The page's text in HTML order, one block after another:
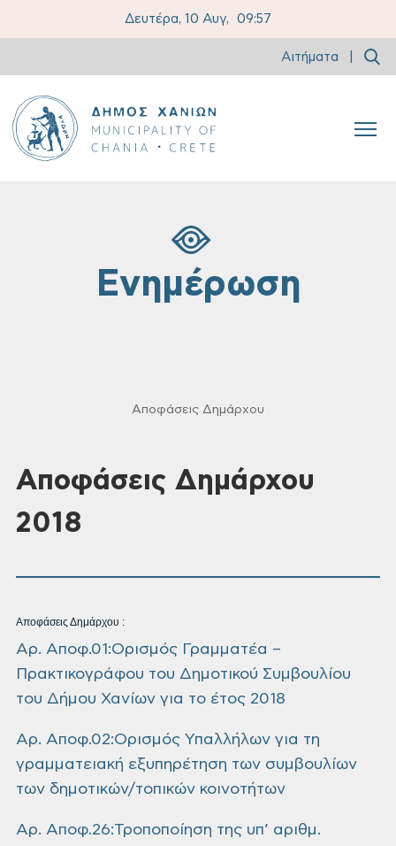
Δευτέρα, 10 Αυγ, 09:57
Αιτήματα
Ενημέρωση
Αποφάσεις Δημάρχου
Αποφάσεις Δημάρχου
2018
Αποφάσεις Δημάρχου :
Αρ. Αποφ.01:Ορισμός Γραμματέα –
Πρακτικογράφου του Δημοτικού Συμβουλίου
του Δήμου Χανίων για το έτος 2018
Αρ. Αποφ.02:Ορισμός Υπαλλήλων για τη
γραμματειακή εξυπηρέτηση των συμβουλίων
των δημοτικών/τοπικών κοινοτήτων
Αρ. Αποφ.26:Τροποποίηση της υπ’ αριθμ.